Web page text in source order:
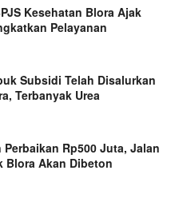
Kesehatan Blora Ajak
Pelayanan
Subsidi Telah Disalurkan
Terbanyak Urea
Rp500 Juta, Jalan
Blora Akan Dibeton